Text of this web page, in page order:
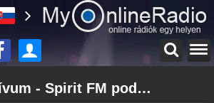
Spirit FM archívum - Spirit FM podcasts - Spirit FM visszahallgatás